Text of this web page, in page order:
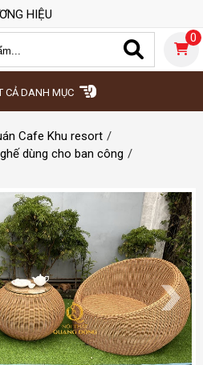
HIỆU
0
CẢ DANH MỤC
Cafe Khu resort
dùng cho ban công